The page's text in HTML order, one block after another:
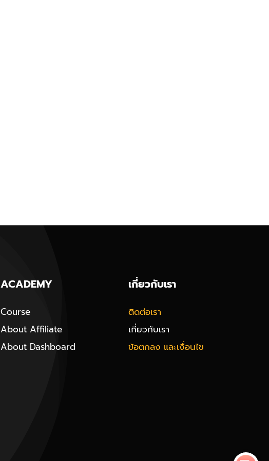
ACADEMY
Course
About Affiliate
About Dashboard
เกี่ยวกับเรา
ติดต่อเรา
เกี่ยวกับเรา
ข้อตกลง และเงื่อนไข